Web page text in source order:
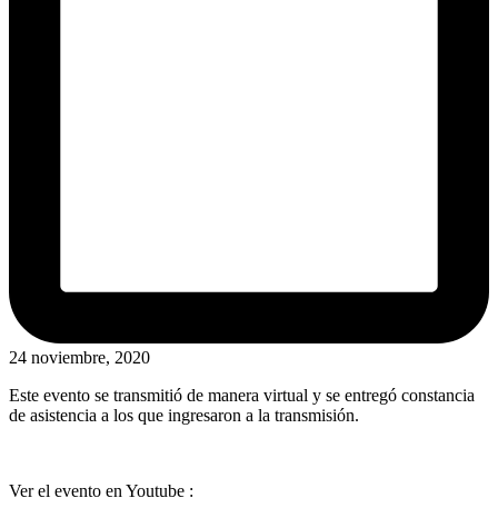
24 noviembre, 2020
Este evento se transmitió de manera virtual y se entregó constancia
de asistencia a los que ingresaron a la transmisión.
Ver el evento en Youtube :